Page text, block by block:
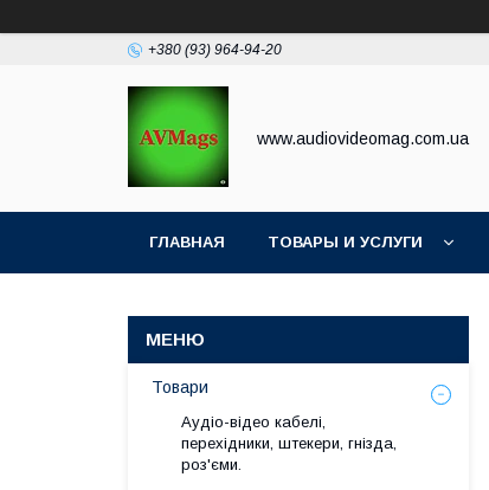
+380 (93) 964-94-20
www.audiovideomag.com.ua
ГЛАВНАЯ ТОВАРЫ И УСЛУГИ
Товари
Аудіо-відео кабелі,
перехідники, штекери, гнізда,
роз'єми.